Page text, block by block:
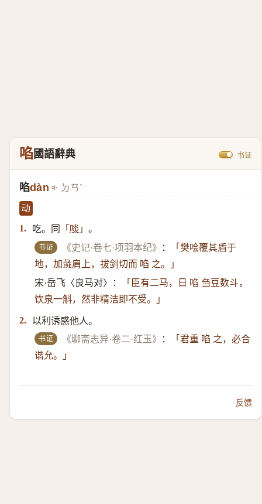
啗國語辭典 书证
啗dàn ㄉㄢˋ
动
1.
吃。同 「 啖 」 。
书证 《史记·卷七·项羽本纪》 ：
「樊哙覆其盾于
地，加彘肩上，拔剑切而 啗 之。」
宋·岳飞〈良马对〉：
「臣有二马，日 啗 刍豆数斗，
饮泉一斛，然非精洁即不受。」
2. 以利诱惑他人。
书证 《聊斋志异·卷二·红玉》 ：
「君重 啗 之，必合
谐允。」
反馈